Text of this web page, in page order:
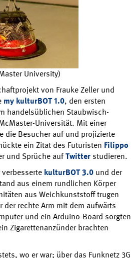
University)
von Frauke Zeller und
my kulturBOT 1.0, den ersten
handelsüblichen Staubwisch-
Universität. Mit einer
die Besucher auf und projizierte
ein Zitat des Futuristen Filippo
und Sprüche aufTwitter studieren.
kulturBOT 3.0 und der
aus einem rundlichen Körper
aus Weichkunststoff trugen
rechte Arm mit dem aufwärts
und ein Arduino-Board sorgten
Zigarettenanzünder brachten
wo er war; über das Funknetz 3G